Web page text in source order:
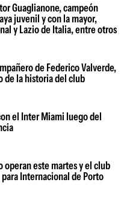
Guaglianone, campeón
juvenil y con la mayor,
y Lazio de Italia, entre otros
de Federico Valverde,
de la historia del club
el Inter Miami luego del
operan este martes y el club
Internacional de Porto